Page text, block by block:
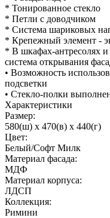
* Тонированное стекло
* Петли с доводчиком
* Система шариковых
* Крепежный элемент -
* В шкафах-антресолях
система открывания
• Возможность
подсветки
• Стекло-полки
Характеристики
Размер:
580(ш) x 470(в) x 440(г)
Цвет:
Белый/Софт Милк
Материал фасада:
МДФ
Материал корпуса:
ЛДСП
Коллекция:
Римини